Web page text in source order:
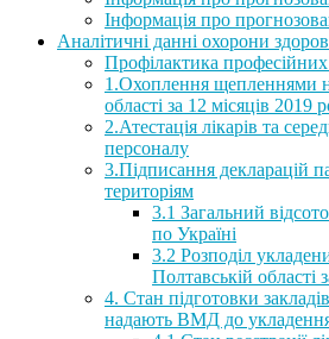
Інформація про
Аналітичні данні охорони
Профілактика
1.Охоплення щепленнями
області за 12 місяців 2019
2.Атестація лікарів та
персоналу
3.Підписання декларацій
територіям
3.1 Загальний
по Україні
3.2 Розподіл
Полтавській області
4. Стан підготовки
надають ВМД до